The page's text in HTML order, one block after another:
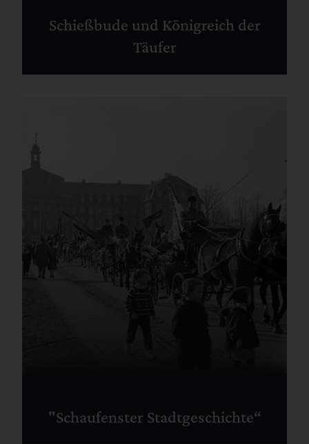
Schießbude und Königreich der
Täufer
"Schaufenster Stadtgeschichte“